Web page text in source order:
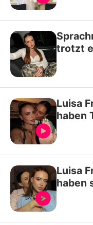
trotzt
Luisa
haben
Luisa
haben